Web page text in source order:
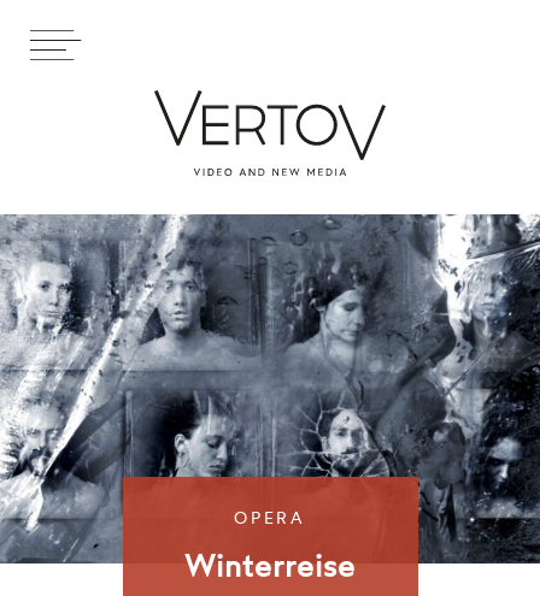
OPERA
Winterreise